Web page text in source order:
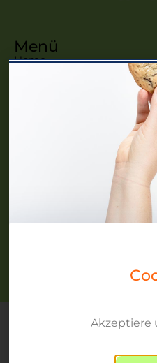
Menü
Home
Copyright © beyond peers
Akzeptiere